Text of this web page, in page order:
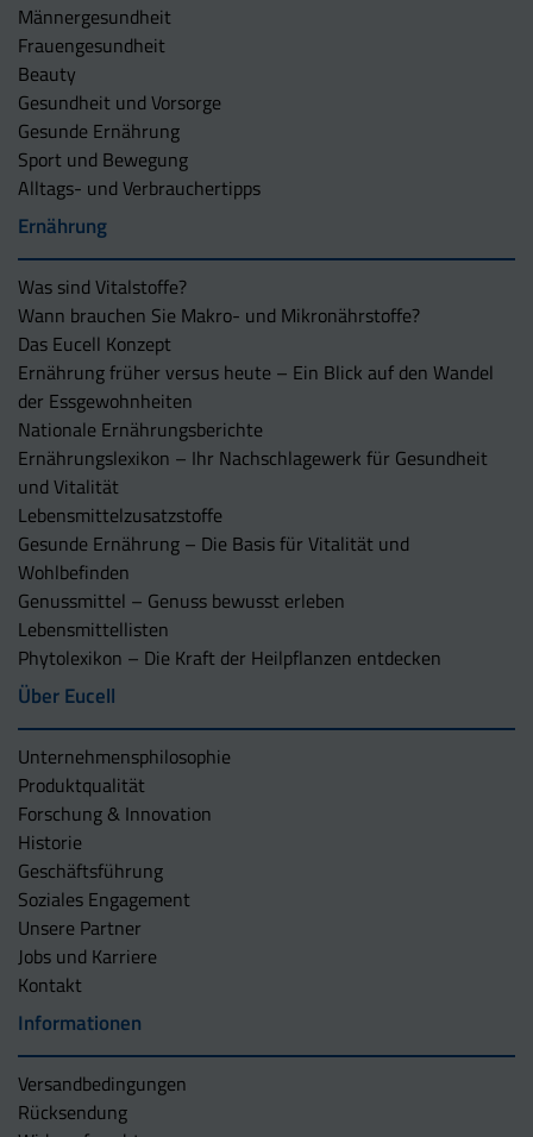
Männergesundheit
Frauengesundheit
Beauty
Gesundheit und Vorsorge
Gesunde Ernährung
Sport und Bewegung
Alltags- und Verbrauchertipps
Ernährung
Was sind Vitalstoffe?
Wann brauchen Sie Makro- und Mikronährstoffe?
Das Eucell Konzept
Ernährung früher versus heute – Ein Blick auf den Wandel
der Essgewohnheiten
Nationale Ernährungsberichte
Ernährungslexikon – Ihr Nachschlagewerk für Gesundheit
und Vitalität
Lebensmittelzusatzstoffe
Gesunde Ernährung – Die Basis für Vitalität und
Wohlbefinden
Genussmittel – Genuss bewusst erleben
Lebensmittellisten
Phytolexikon – Die Kraft der Heilpflanzen entdecken
Über Eucell
Unternehmens­philosophie
Produktqualität
Forschung & Innovation
Historie
Geschäftsführung
Soziales Engagement
Unsere Partner
Jobs und Karriere
Kontakt
Informationen
Versandbedingungen
Rücksendung